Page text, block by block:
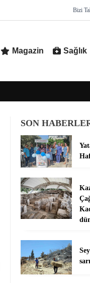
Bizi
Magazin Sağlık
SON